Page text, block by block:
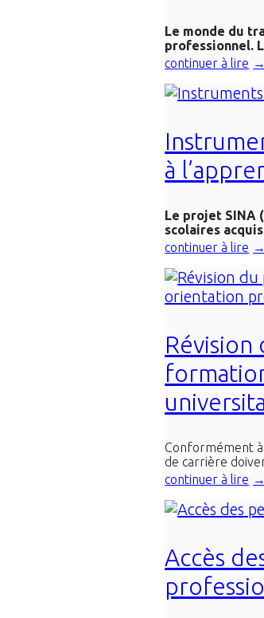
Le monde du
professionnel.
continuer à lire
à
Le projet SINA
scolaires
continuer à lire
Conformément
de carrière
continuer à lire
Accès